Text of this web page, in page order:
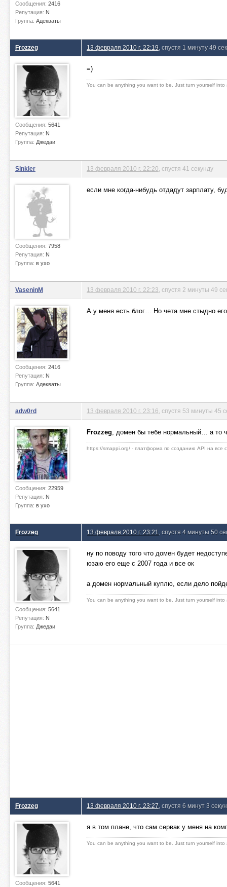
Сообщения: 2416
Репутация: N
Группа: Адекваты
Frozzeg
Сообщения: 5641
Репутация: N
Группа: Джедаи
13 февраля 2010 г. 22:19 , спустя 1 минуту 49
=)
You can be anything you want to be. Just turn yourself
Sinkler
Сообщения: 7958
Репутация: N
Группа: в ухо
13 февраля 2010 г. 22:20 , спустя 41 секунду
если мне когда-нибудь отдадут зарплату,
VaseninM
Сообщения: 2416
Репутация: N
Группа: Адекваты
13 февраля 2010 г. 22:23 , спустя 2 минуты 49
А у меня есть блог… Но чета мне стыдно
adw0rd
Сообщения: 22959
Репутация: N
Группа: в ухо
13 февраля 2010 г. 23:16 , спустя 53 минуты 45
Frozzeg, домен бы тебе нормальный… а то
https://smappi.org/ - платформа по созданию API на все
Frozzeg
Сообщения: 5641
Репутация: N
Группа: Джедаи
13 февраля 2010 г. 23:21 , спустя 4 минуты 50
ну по поводу того что домен будет
юзаю его еще с 2007 года и все ок
а домен нормальный куплю, если дело
You can be anything you want to be. Just turn yourself
Frozzeg
Сообщения: 5641
13 февраля 2010 г. 23:27 , спустя 6 минут 3
я в том плане, что сам сервак у меня на
You can be anything you want to be. Just turn yourself